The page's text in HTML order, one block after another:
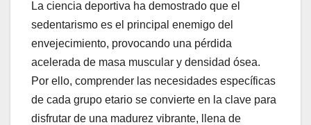
La ciencia deportiva ha demostrado que el
sedentarismo es el principal enemigo del
envejecimiento, provocando una pérdida
acelerada de masa muscular y densidad ósea.
Por ello, comprender las necesidades específicas
de cada grupo etario se convierte en la clave para
disfrutar de una madurez vibrante, llena de